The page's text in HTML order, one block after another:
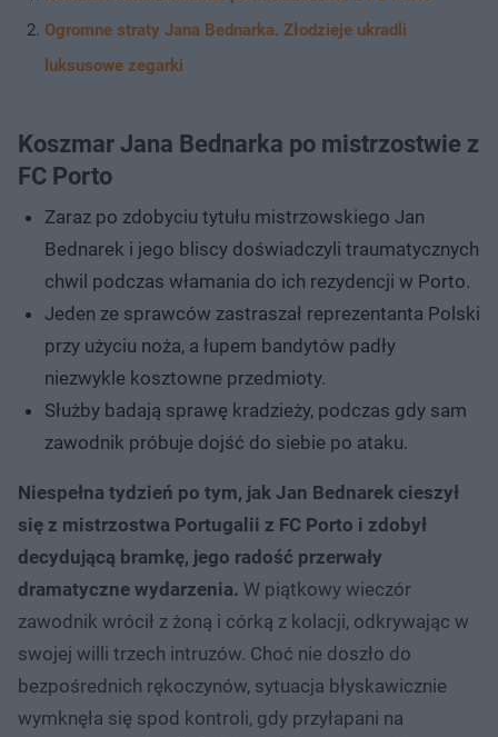
Ogromne straty Jana Bednarka. Złodzieje ukradli
luksusowe zegarki
Koszmar Jana Bednarka po mistrzostwie z
FC Porto
Zaraz po zdobyciu tytułu mistrzowskiego Jan
Bednarek i jego bliscy doświadczyli traumatycznych
chwil podczas włamania do ich rezydencji w Porto.
Jeden ze sprawców zastraszał reprezentanta Polski
przy użyciu noża, a łupem bandytów padły
niezwykle kosztowne przedmioty.
Służby badają sprawę kradzieży, podczas gdy sam
zawodnik próbuje dojść do siebie po ataku.
Niespełna tydzień po tym, jak Jan Bednarek cieszył
się z mistrzostwa Portugalii z FC Porto i zdobył
decydującą bramkę, jego radość przerwały
dramatyczne wydarzenia. W piątkowy wieczór
zawodnik wrócił z żoną i córką z kolacji, odkrywając w
swojej willi trzech intruzów. Choć nie doszło do
bezpośrednich rękoczynów, sytuacja błyskawicznie
wymknęła się spod kontroli, gdy przyłapani na